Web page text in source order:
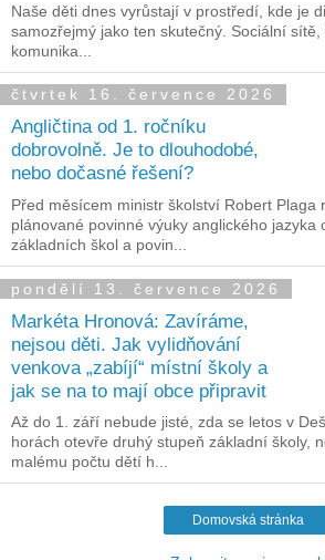
Naše děti dnes vyrůstají v prostředí, kde je
samozřejmý jako ten skutečný. Sociální sítě,
komunika...
čtvrtek 16. července 2026
Angličtina od 1. ročníku
dobrovolně. Je to dlouhodobé,
nebo dočasné řešení?
Před měsícem ministr školství Robert Plaga
plánované povinné výuky anglického jazyka
základních škol a povin...
pondělí 13. července 2026
Markéta Hronová: Zavíráme,
nejsou děti. Jak vylidňování
venkova „zabíjí“ místní školy a
jak se na to mají obce připravit
Až do 1. září nebude jisté, zda se letos v
horách otevře druhý stupeň základní školy,
malému počtu dětí h...
Domovská stránka